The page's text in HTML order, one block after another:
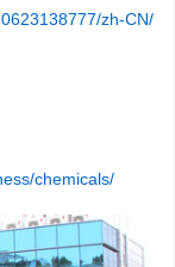
zh-CN/
chemicals/